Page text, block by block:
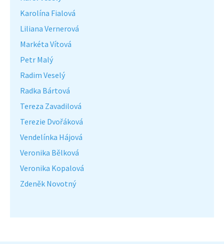
Karolína Fialová
Liliana Vernerová
Markéta Vítová
Petr Malý
Radim Veselý
Radka Bártová
Tereza Zavadilová
Terezie Dvořáková
Vendelínka Hájová
Veronika Bělková
Veronika Kopalová
Zdeněk Novotný